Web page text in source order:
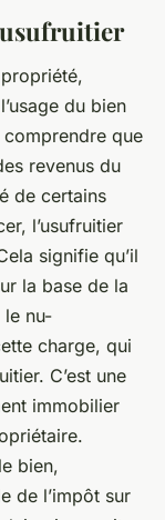
du bien
que
revenus du
de certains
l’usufruitier
signifie qu’il
la base de la
le nu-
charge, qui
C’est une
immobilier
bien,
de l’impôt sur